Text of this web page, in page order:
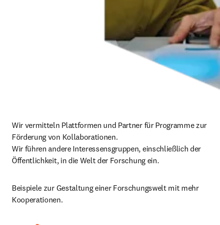
Wir vermitteln Plattformen und Partner für Programme zur
Förderung von Kollaborationen.
Wir führen andere Interessensgruppen, einschließlich der
Öffentlichkeit, in die Welt der Forschung ein.
Beispiele zur Gestaltung einer Forschungswelt mit mehr
Kooperationen.